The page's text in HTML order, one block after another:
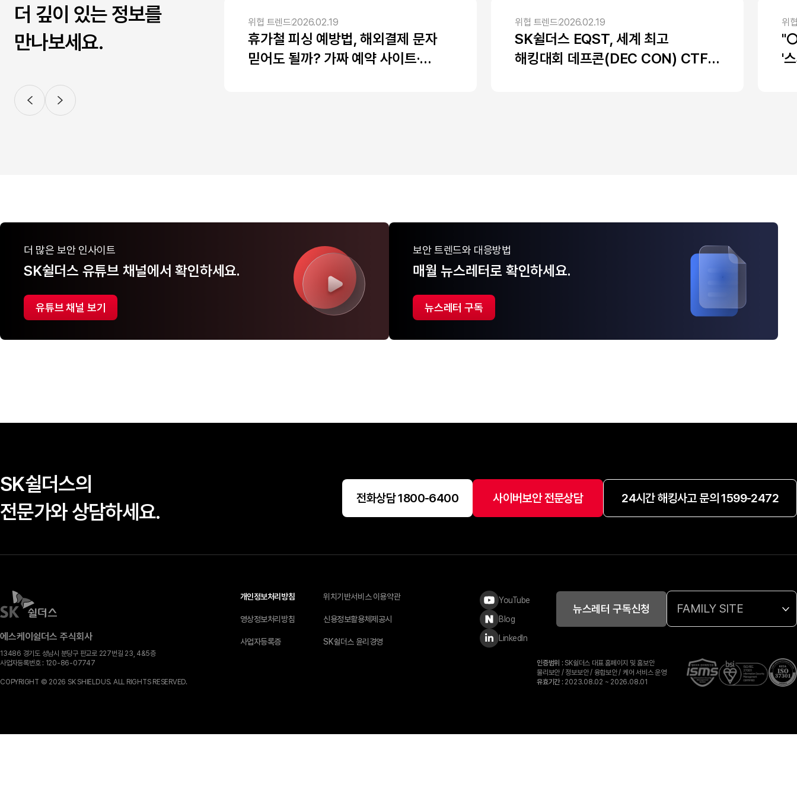
더 깊이 있는 정보를
만나보세요.
위협 트렌드2026.02.19
휴가철 피싱 예방법, 해외결제 문자
믿어도 될까? 가짜 예약 사이트·
위협 트렌드2026.02.19
SK쉴더스 EQST, 세계 최고
해킹대회 데프콘(DEC CON) CTF
위
'
더 많은 보안 인사이트
SK쉴더스 유튜브 채널에서 확인하세요.
유튜브 채널 보기
보안 트렌드와 대응방법
매월 뉴스레터로 확인하세요.
뉴스레터 구독
SK쉴더스의
전문가와 상담하세요.
전화상담 1800-6400 사이버보안 전문상담 24시간 해킹사고 문의 1599-2472
에스케이쉴더스 주식회사
13486 경기도 성남시 분당구 판교로 227번길 23, 4&5층
사업자등록번호 : 120-​86-​07747
COPYRIGHT © 2026 SK SHIELDUS. ALL RIGHTS RESERVED.
개인정보처리방침
영상정보처리방침
사업자등록증
위치기반서비스 이용약관
신용정보활용체제공시
SK쉴더스 윤리경영
YouTube
Blog
LinkedIn
뉴스레터 구독신청 FAMILY SITE
인증범위 : SK쉴더스 대표 홈페이지 및 홈보안
물리보안 / 정보보안 / 융합보안 / 케어 서비스 운영
유효기간: 2023.08.02 ~ 2026.08.01